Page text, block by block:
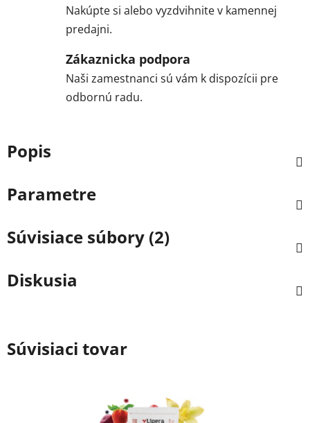
Nakúpte si alebo vyzdvihnite v kamennej
predajni.
Zákaznicka podpora
Naši zamestnanci sú vám k dispozícii pre
odbornú radu.
Popis
Parametre
Súvisiace súbory (2)
Diskusia
Súvisiaci tovar